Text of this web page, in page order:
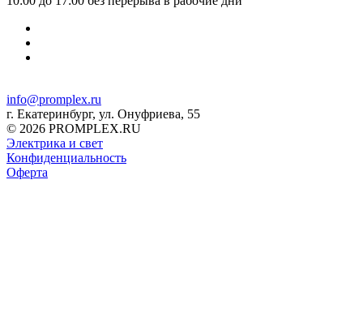
info@promplex.ru
г. Екатеринбург, ул. Онуфриева, 55
© 2026 PROMPLEX.RU
Электрика и свет
Конфиденциальность
Оферта